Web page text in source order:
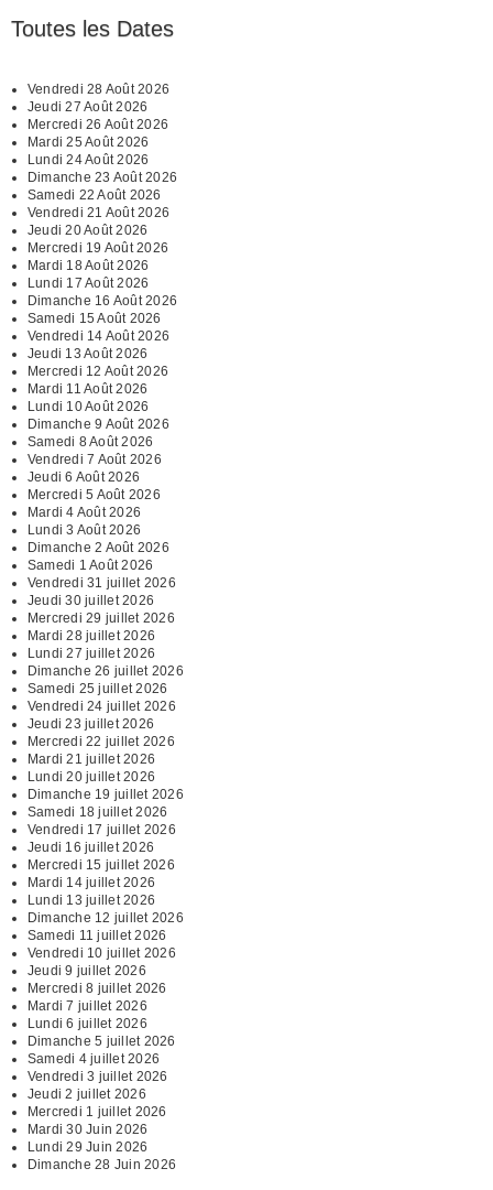
Toutes les Dates
Vendredi 28 Août 2026
Jeudi 27 Août 2026
Mercredi 26 Août 2026
Mardi 25 Août 2026
Lundi 24 Août 2026
Dimanche 23 Août 2026
Samedi 22 Août 2026
Vendredi 21 Août 2026
Jeudi 20 Août 2026
Mercredi 19 Août 2026
Mardi 18 Août 2026
Lundi 17 Août 2026
Dimanche 16 Août 2026
Samedi 15 Août 2026
Vendredi 14 Août 2026
Jeudi 13 Août 2026
Mercredi 12 Août 2026
Mardi 11 Août 2026
Lundi 10 Août 2026
Dimanche 9 Août 2026
Samedi 8 Août 2026
Vendredi 7 Août 2026
Jeudi 6 Août 2026
Mercredi 5 Août 2026
Mardi 4 Août 2026
Lundi 3 Août 2026
Dimanche 2 Août 2026
Samedi 1 Août 2026
Vendredi 31 juillet 2026
Jeudi 30 juillet 2026
Mercredi 29 juillet 2026
Mardi 28 juillet 2026
Lundi 27 juillet 2026
Dimanche 26 juillet 2026
Samedi 25 juillet 2026
Vendredi 24 juillet 2026
Jeudi 23 juillet 2026
Mercredi 22 juillet 2026
Mardi 21 juillet 2026
Lundi 20 juillet 2026
Dimanche 19 juillet 2026
Samedi 18 juillet 2026
Vendredi 17 juillet 2026
Jeudi 16 juillet 2026
Mercredi 15 juillet 2026
Mardi 14 juillet 2026
Lundi 13 juillet 2026
Dimanche 12 juillet 2026
Samedi 11 juillet 2026
Vendredi 10 juillet 2026
Jeudi 9 juillet 2026
Mercredi 8 juillet 2026
Mardi 7 juillet 2026
Lundi 6 juillet 2026
Dimanche 5 juillet 2026
Samedi 4 juillet 2026
Vendredi 3 juillet 2026
Jeudi 2 juillet 2026
Mercredi 1 juillet 2026
Mardi 30 Juin 2026
Lundi 29 Juin 2026
Dimanche 28 Juin 2026